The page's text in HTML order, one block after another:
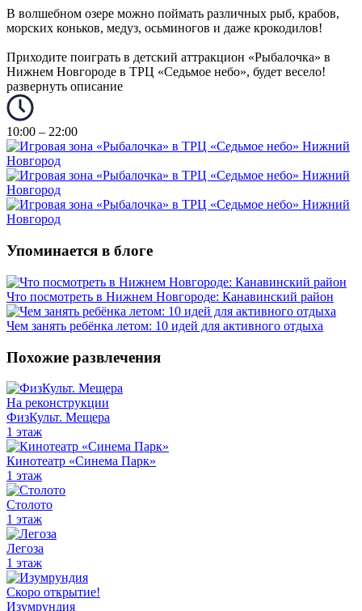
В волшебном озере можно поймать различных рыб, крабов,
морских коньков, медуз, осьминогов и даже крокодилов!
Приходите поиграть в детский аттракцион «Рыбалочка» в
Нижнем Новгороде в ТРЦ «Седьмое небо», будет весело!
развернуть описание
10:00 – 22:00
Упоминается в блоге
Что посмотреть в Нижнем Новгороде: Канавинский район
Чем занять ребёнка летом: 10 идей для активного отдыха
Похожие развлечения
На реконструкции
ФизКульт. Мещера
1 этаж
Кинотеатр «Синема Парк»‎
1 этаж
Столото
1 этаж
Легоза
1 этаж
Скоро открытие!
Изумрундия